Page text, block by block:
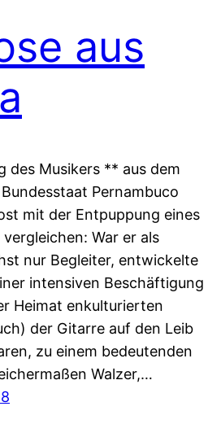
aus
des Musikers ** aus dem
Pernambuco
mit der Entpuppung eines
War er als
nur Begleiter, entwickelte
intensiven Beschäftigung
Heimat enkulturierten
der Gitarre auf den Leib
zu einem bedeutenden
Walzer,…